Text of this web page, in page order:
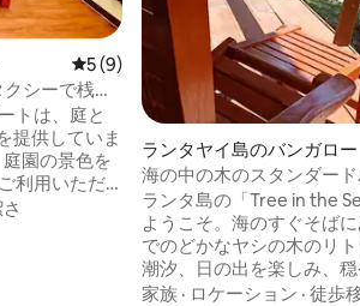
レビュー9件、5つ星中5つ星の平均
5 (9)
シーで桟橋
トは、庭と
提供していま
園の景色を
利用いただ
バルコニ
ランタヤイ島のバンガロー
海の中の木のスタンダー
海を眺めよう
ランタ島の「Tree in the
ようこそ。海のすぐそば
でのどかなヤシの木のリト
潮汐、日の出を楽しみ、
中でリラックスしましょ
家族 · ロケーション · 徒歩